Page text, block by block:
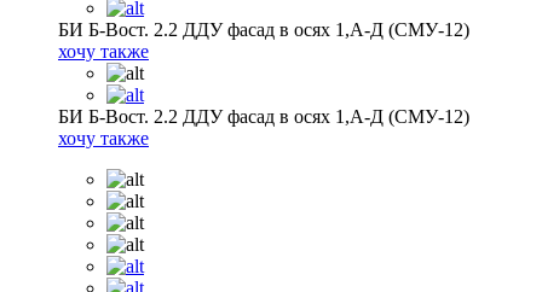
БИ Б-Вост. 2.2 ДДУ фасад в осях 1,А-Д (СМУ-12)
хочу также
БИ Б-Вост. 2.2 ДДУ фасад в осях 1,А-Д (СМУ-12)
хочу также